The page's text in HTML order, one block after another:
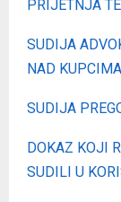
PRIJETNJA
SUDIJA
NAD
SUDIJA
DOKAZ KOJI
SUDILI U